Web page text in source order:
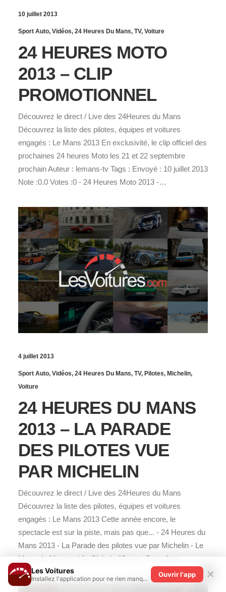
10 juillet 2013
Sport Auto, Vidéos, 24 Heures Du Mans, TV, Voiture
24 HEURES MOTO
2013 – CLIP
PROMOTIONNEL
Découvrez le direct / Live des 24Heures du Mans
Découvrez la liste des pilotes, équipes et voitures
engagés : Le Mans 2013 En exclusivité, le clip officiel des
prochaines 24 heures Moto les 21 et 22 septembre
prochain Auteur : lemans-tv Tags : Envoyé : 10 juillet 2013
Note :0.0 Votes :0 - 24 Heures Moto 2013 -…
4 juillet 2013
Sport Auto, Vidéos, 24 Heures Du Mans, TV, Pilotes, Michelin,
Voiture
24 HEURES DU MANS
2013 – LA PARADE
DES PILOTES VUE
PAR MICHELIN
Découvrez le direct / Live des 24Heures du Mans
Découvrez la liste des pilotes, équipes et voitures
engagés : Le Mans 2013 Cette année encore, le
spectacle est sur la piste, mais pas que... - 24 Heures du
Mans 2013 - La Parade des pilotes vue par Michelin - Le
Mans de l'Automobile Club de l'Ouest, Sport Auto
Les Voitures
Installez l'application pour ne rien manquer !
Ouvrir l'app ✕